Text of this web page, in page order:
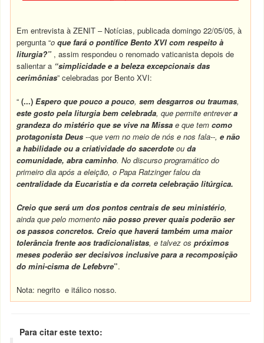
Em entrevista à ZENIT – Notícias, publicada domingo 22/05/05, à
pergunta “oque fará o pontífice Bento XVI com respeito à
liturgia?” , assim respondeu o renomado vaticanista depois de
salientar a “simplicidade e a beleza excepcionais das
cerimônias” celebradas por Bento XVI:
“ (...) Espero que pouco a pouco,sem desgarros ou traumas,
este gosto pela liturgia bem celebrada, que permite entrevera
grandeza do mistério que se vive na Missa e que temcomo
protagonista Deus --que vem no meio de nós e nos fala--,e não
a habilidade ou a criatividade do sacerdote ouda
comunidade, abra caminho. No discurso programático do
primeiro dia após a eleição, o Papa Ratzinger falou da
centralidade da Eucaristia e da correta celebração litúrgica.
Creio que será um dos pontos centrais de seu ministério,
ainda que pelo momentonão posso prever quais poderão ser
os passos concretos. Creio que haverá também uma maior
tolerância frente aos tradicionalistas, e talvez ospróximos
meses poderão ser decisivos inclusive para a recomposição
do mini-cisma de Lefebvre”.
Nota: negrito e itálico nosso.
Para citar este texto: